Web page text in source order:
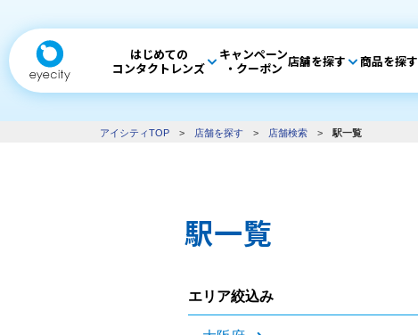
はじめての
コンタクトレンズ
キャンペーン
・クーポン 店舗を探す 商品を探す
アイシティTOP > 店舗を探す > 店舗検索 > 駅一覧
駅一覧
エリア絞込み